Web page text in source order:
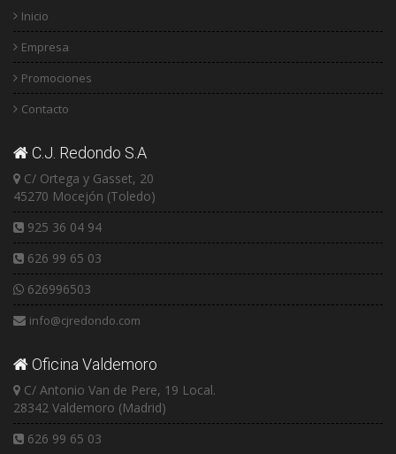
Inicio
Empresa
Promociones
Contacto
C.J. Redondo S.A
C/ Ortega y Gasset, 20
45270 Mocejón (Toledo)
925 36 04 94
626 99 65 03
626996503
info@cjredondo.com
Oficina Valdemoro
C/ Antonio Van de Pere, 19 Local.
28342 Valdemoro (Madrid)
626 99 65 03